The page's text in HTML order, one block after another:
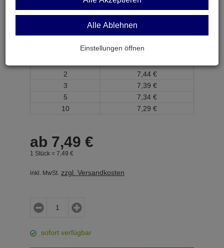
HDMI-Kabel HiSpeed/wE 2x HDMI19-Stecker 5m
ab Menge
Preis je Stück
2
7, 44 €
3
7, 39 €
5
7, 34 €
10
7, 29 €
ab 7,49 €
1 Stück = 7, 49 €
inkl. MwSt. zzgl. Versandkosten
sofort verfügbar
Alle Ablehnen
Einstellungen öffnen